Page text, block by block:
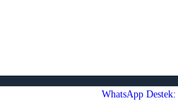
WhatsApp Destek: